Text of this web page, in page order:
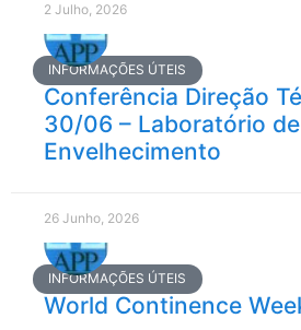
2 Julho, 2026
INFORMAÇÕES ÚTEIS
Conferência Direção
30/06 – Laboratório de
Envelhecimento
26 Junho, 2026
INFORMAÇÕES ÚTEIS
World Continence